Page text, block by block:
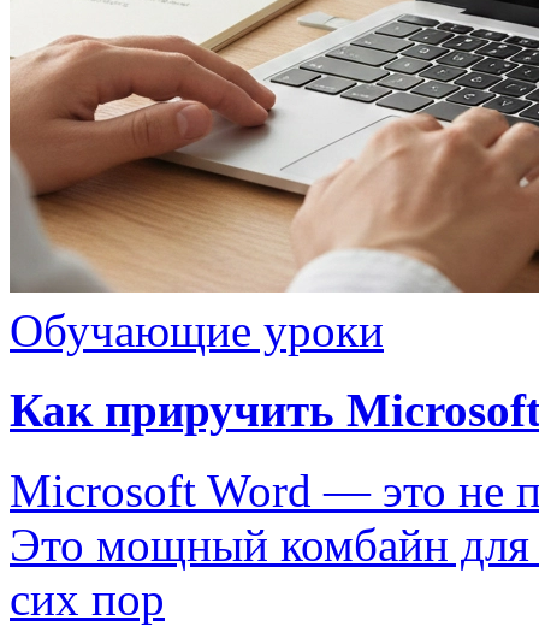
Обучающие уроки
Как приручить
Microsoft Word — это не
Это мощный комбайн для
сих пор